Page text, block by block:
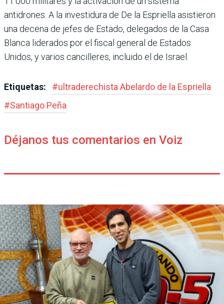
antidrones. A la investidura de De la Esprie­lla asistieron
una decena de jefes de Estado, delegados de la Casa
Blanca liderados por el fiscal general de Estados
Unidos, y varios cancilleres, incluido el de Israel.
Etiquetas: #ultraderechista Abe­lardo de la Espriella
#Santiago Peña
Déjanos tus comentarios en Voiz